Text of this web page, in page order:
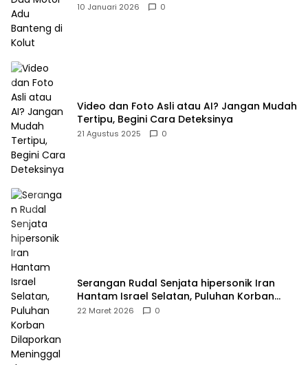
10 Januari 2026 0
Video dan Foto Asli atau AI? Jangan Mudah
Tertipu, Begini Cara Deteksinya
21 Agustus 2025 0
Serangan Rudal Senjata hipersonik Iran
Hantam Israel Selatan, Puluhan Korban
Dilaporkan Meninggal dan Ratusan Terluka
22 Maret 2026 0